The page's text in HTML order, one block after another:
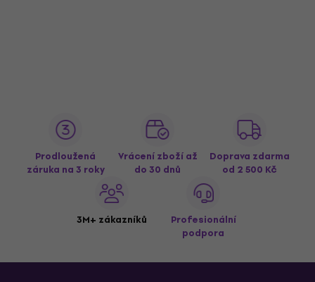
Prodloužená
záruka na 3 roky
Vrácení zboží až
do 30 dnů
Doprava zdarma
od 2 500 Kč
3M+ zákazníků
Profesionální
podpora